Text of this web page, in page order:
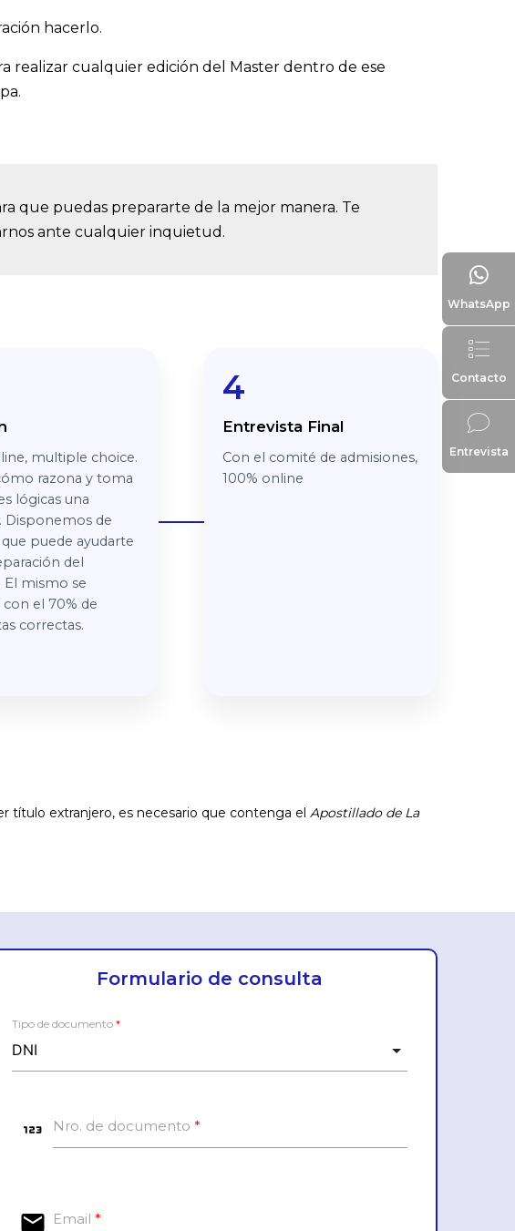
WhatsApp
Contacto
Entrevista
hacerlo.
realizar cualquier edición del Master dentro de ese
que puedas prepararte de la mejor manera. Te
ante cualquier inquietud.
multiple choice.
razona y toma
lógicas una
Disponemos de
puede ayudarte
del
El mismo se
el 70% de
correctas.
4
Entrevista Final
Con el comité de admisiones,
100% online
título extranjero, es necesario que contenga el Apostillado de La
Formulario de consulta
Tipo de documento*
123 Nro. de documento*
email Email*